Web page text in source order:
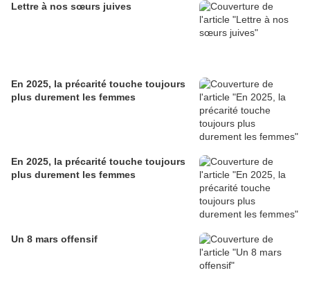
Lettre à nos sœurs juives
En 2025, la précarité touche toujours
plus durement les femmes
En 2025, la précarité touche toujours
plus durement les femmes
Un 8 mars offensif